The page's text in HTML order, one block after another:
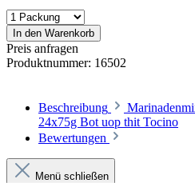
In den Warenkorb
Preis anfragen
Produktnummer: 16502
Beschreibung
24x75g Bot uop thit Tocino
Bewertungen
Menü schließen